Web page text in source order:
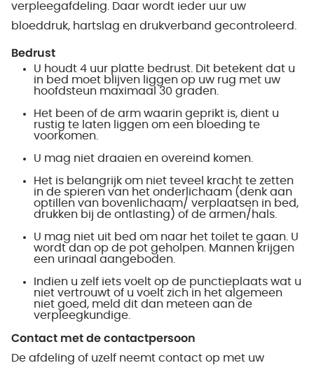
verpleegafdeling. Daar wordt ieder uur uw
bloeddruk, hartslag en drukverband gecontroleerd.
Bedrust
U houdt 4 uur platte bedrust. Dit betekent dat u
in bed moet blijven liggen op uw rug met uw
hoofdsteun maximaal 30 graden.
Het been of de arm waarin geprikt is, dient u
rustig te laten liggen om een bloeding te
voorkomen.
U mag niet draaien en overeind komen.
Het is belangrijk om niet teveel kracht te zetten
in de spieren van het onderlichaam (denk aan
optillen van bovenlichaam/ verplaatsen in bed,
drukken bij de ontlasting) of de armen/hals.
U mag niet uit bed om naar het toilet te gaan. U
wordt dan op de pot geholpen. Mannen krijgen
een urinaal aangeboden.
Indien u zelf iets voelt op de punctieplaats wat u
niet vertrouwt of u voelt zich in het algemeen
niet goed, meld dit dan meteen aan de
verpleegkundige.
Contact met de contactpersoon
De afdeling of uzelf neemt contact op met uw